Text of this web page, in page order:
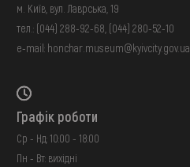
м. Київ, вул. Лаврська, 19
тел.: (044) 288-92-68 (044) 280-52-10
e-mail: honchar.museum@kyivcity.gov.ua
Графік роботи
Ср - Нд: 10:00 - 18:00
Пн - Вт: вихідні